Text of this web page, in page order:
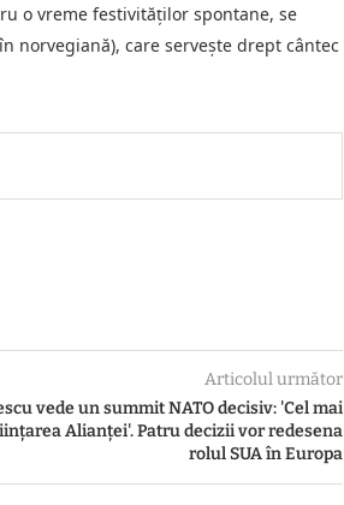
o vreme festivităţilor spontane, se
norvegiană), care serveşte drept cântec
Articolul următor
vede un summit NATO decisiv: 'Cel mai
Alianței'. Patru decizii vor redesena
rolul SUA în Europa